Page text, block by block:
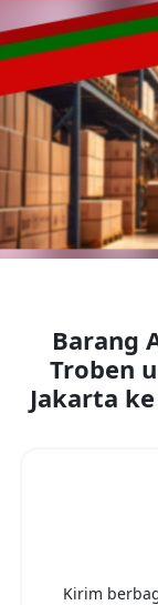
Barang
Troben
Jakarta ke
Kirim